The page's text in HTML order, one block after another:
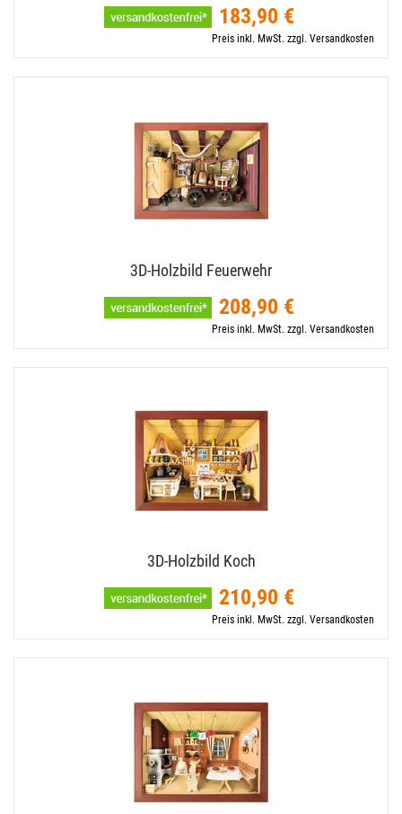
183,90 €
Preis inkl. MwSt. zzgl. Versandkosten
3D-​Holzbild Feuerwehr
208,90 €
Preis inkl. MwSt. zzgl. Versandkosten
3D-​Holzbild Koch
210,90 €
Preis inkl. MwSt. zzgl. Versandkosten